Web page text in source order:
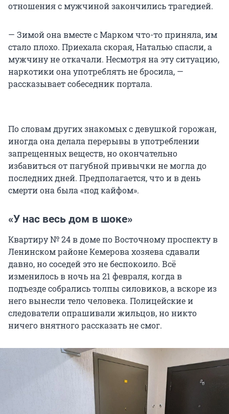
отношения с мужчиной закончились трагедией.
— Зимой она вместе с Марком что-то приняла, им
стало плохо. Приехала скорая, Наталью спасли, а
мужчину не откачали. Несмотря на эту ситуацию,
наркотики она употреблять не бросила, —
рассказывает собеседник портала.
По словам других знакомых с девушкой горожан,
иногда она делала перерывы в употреблении
запрещенных веществ, но окончательно
избавиться от пагубной привычки не могла до
последних дней. Предполагается, что и в день
смерти она была «под кайфом».
«У нас весь дом в шоке»
Квартиру № 24 в доме по Восточному проспекту в
Ленинском районе Кемерова хозяева сдавали
давно, но соседей это не беспокоило. Всё
изменилось в ночь на 21 февраля, когда в
подъезде собрались толпы силовиков, а вскоре из
него вынесли тело человека. Полицейские и
следователи опрашивали жильцов, но никто
ничего внятного рассказать не смог.